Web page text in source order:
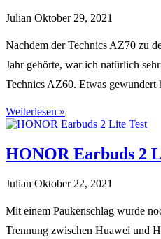
Julian Oktober 29, 2021
Nachdem der Technics AZ70 zu
Jahr gehörte, war ich natürlich
Technics AZ60. Etwas gewundert
Weiterlesen »
HONOR Earbuds 2
Julian Oktober 22, 2021
Mit einem Paukenschlag wurde
Trennung zwischen Huawei und